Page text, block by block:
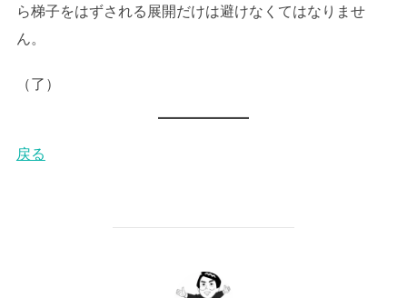
ら梯子をはずされる展開だけは避けなくてはなりませ
ん。
（了）
戻る
投稿者